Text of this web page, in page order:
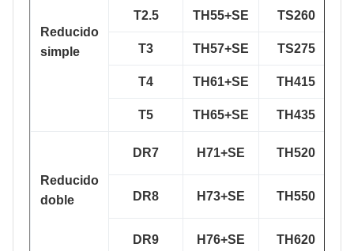
Reducido
simple
T2.5 TH55+SE TS260
T3 TH57+SE TS275
T4 TH61+SE TH415
T5 TH65+SE TH435
Reducido
doble
DR7 H71+SE TH520
DR8 H73+SE TH550
DR9 H76+SE TH620